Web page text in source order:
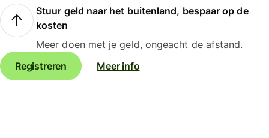
Stuur geld naar het buitenland, bespaar op de
kosten
Meer doen met je geld, ongeacht de afstand.
Registreren
Meer info